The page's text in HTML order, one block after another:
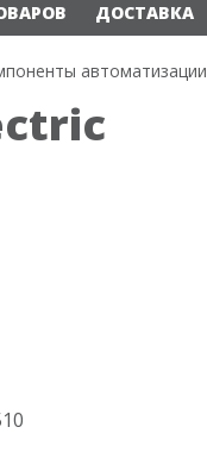
ДОСТАВКА
автоматизации